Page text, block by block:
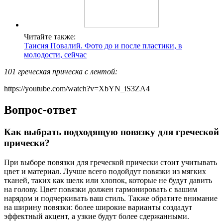
Читайте также:
Таисия Повалий. Фото до и после пластики, в
молодости, сейчас
101 греческая прическа с лентой:
https://youtube.com/watch?v=XbYN_iS3ZA4
Вопрос-ответ
Как выбрать подходящую повязку для греческой
прически?
При выборе повязки для греческой прически стоит учитывать
цвет и материал. Лучше всего подойдут повязки из мягких
тканей, таких как шелк или хлопок, которые не будут давить
на голову. Цвет повязки должен гармонировать с вашим
нарядом и подчеркивать ваш стиль. Также обратите внимание
на ширину повязки: более широкие варианты создадут
эффектный акцент, а узкие будут более сдержанными.